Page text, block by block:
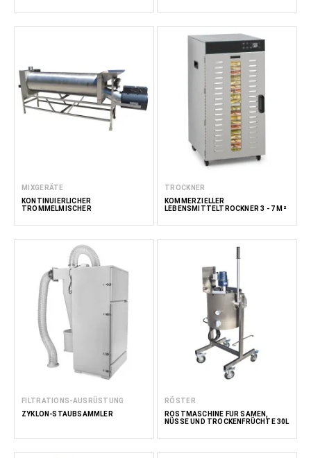
MIXGERÄTE
KONTINUIERLICHER
TROMMELMISCHER
TROCKNER
KOMMERZIELLER
LEBENSMITTELTROCKNER 3 - 7 M²
FILTRATIONS-AUSRÜSTUNG
ZYKLON-STAUBSAMMLER
RÖSTER
RÖSTMASCHINE FÜR SAMEN,
NÜSSE UND TROCKENFRÜCHTE 30L